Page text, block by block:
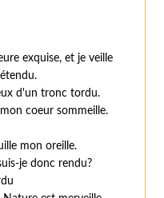
exquise, et je veille
d'un tronc tordu.
coeur sommeille.
mon oreille.
je donc rendu?